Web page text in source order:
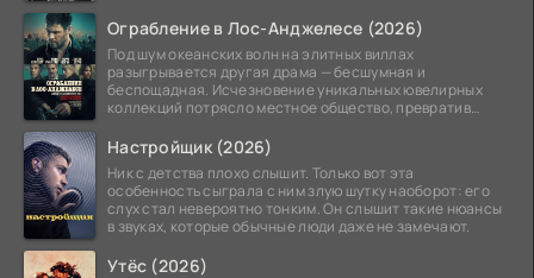
Ограбление в Лос-Анджелесе (2026)
Под шум океанских волн на элитных виллах
разыгрывается другая драма — бесшумная и
беспощадная. Исчезновение уникальных ювелирных
коллекций потрясло местное общество, превратив
Настройщик (2026)
Ник с детства плохо слышит. Только вот эта
особенность сыграла с ним злую шутку наоборот: его
слух стал невероятно тонким. Он слышит такие нюансы
в звуках, которые обычные люди даже не замечают.
Утёс (2026)